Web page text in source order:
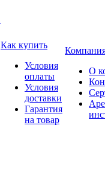
Как купить
Условия
оплаты
Условия
доставки
Гарантия
на товар
О